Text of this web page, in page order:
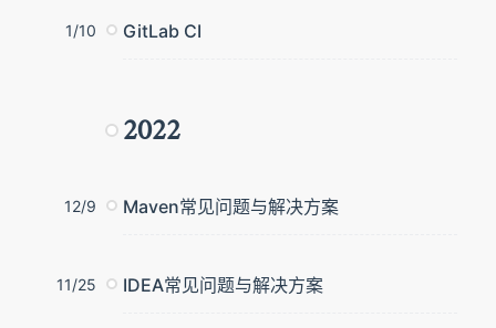
1/10 GitLab CI
2022
12/9 Maven常见问题与解决方案
11/25 IDEA常见问题与解决方案